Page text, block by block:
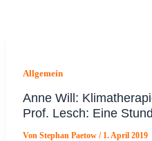
Allgemein
Anne Will:
Prof. Lesch: Eine
VonStephan Paetow/ 1. April 2019